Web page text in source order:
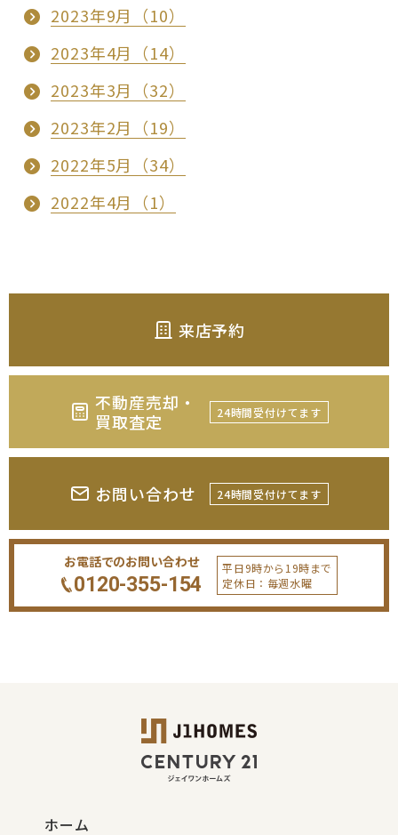
2023年9月（10）
2023年4月（14）
2023年3月（32）
2023年2月（19）
2022年5月（34）
2022年4月（1）
来店予約
不動産売却・
買取査定
24時間受付けてます
お問い合わせ 24時間受付けてます
お電話でのお問い合わせ
0120-355-154
平日9時から19時まで
定休日：毎週水曜
ホーム